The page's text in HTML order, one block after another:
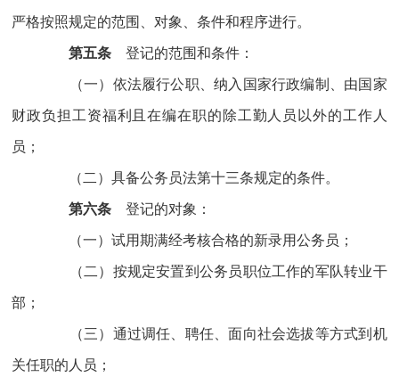
严格按照规定的范围、对象、条件和程序进行。
第五条 登记的范围和条件：
（一）依法履行公职、纳入国家行政编制、由国家
财政负担工资福利且在编在职的除工勤人员以外的工作人
员；
（二）具备公务员法第十三条规定的条件。
第六条 登记的对象：
（一）试用期满经考核合格的新录用公务员；
（二）按规定安置到公务员职位工作的军队转业干
部；
（三）通过调任、聘任、面向社会选拔等方式到机
关任职的人员；